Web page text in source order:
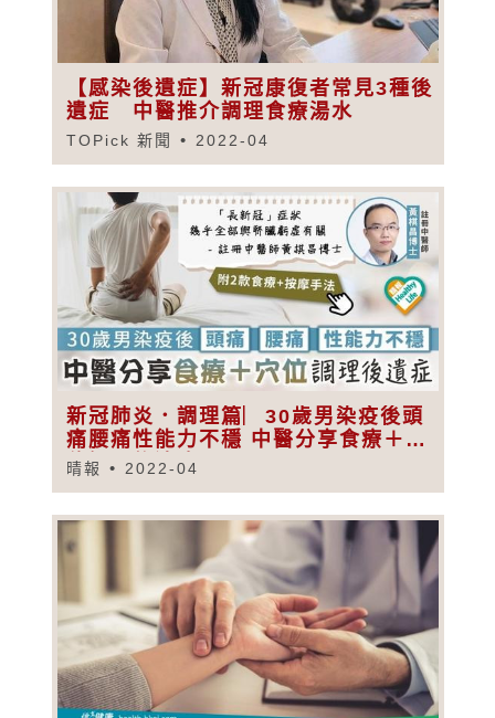
【感染後遺症】新冠康復者常見3種後
遺症 中醫推介調理食療湯水
TOPick 新聞 2022-04
新冠肺炎．調理篇︳30歲男染疫後頭
痛腰痛性能力不穩 中醫分享食療＋穴
位調理後遺症
晴報 2022-04